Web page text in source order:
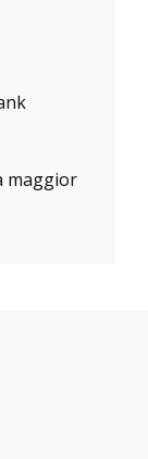
maggior